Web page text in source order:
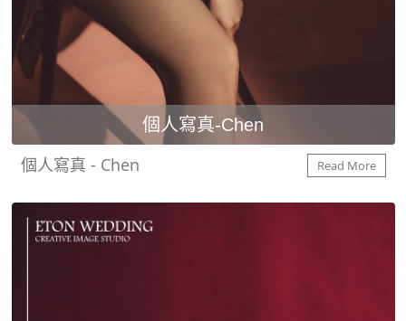
個人寫真-Chen
個人寫真 - Chen Read More